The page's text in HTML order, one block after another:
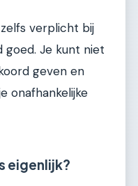
verplicht bij
goed. Je kunt niet
geven en
onafhankelijke
eigenlijk?